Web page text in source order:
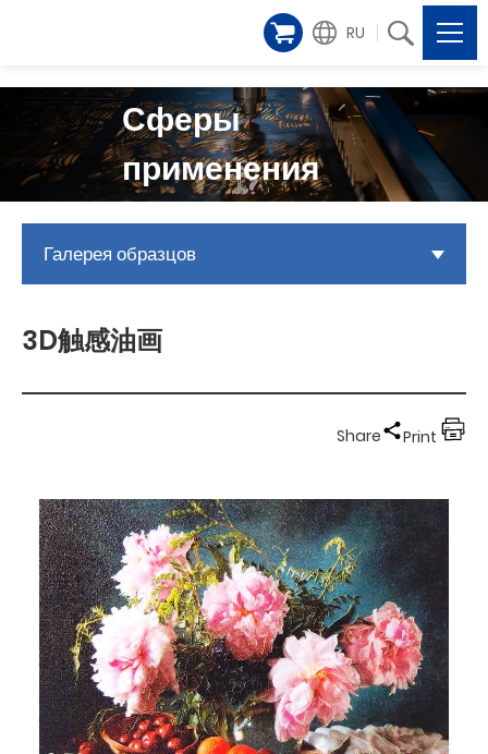
RU
Сферы
применения
Галерея образцов
3D触感油画
Share Print